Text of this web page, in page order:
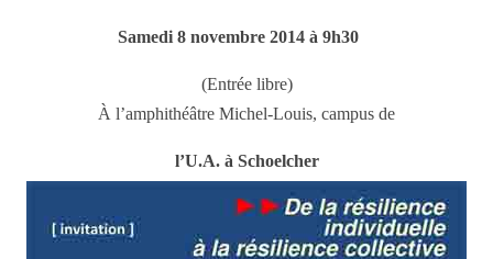
Samedi 8 novembre 2014 à 9h30
(Entrée libre)
À l’amphithéâtre Michel-Louis, campus de
l’U.A. à Schoelcher